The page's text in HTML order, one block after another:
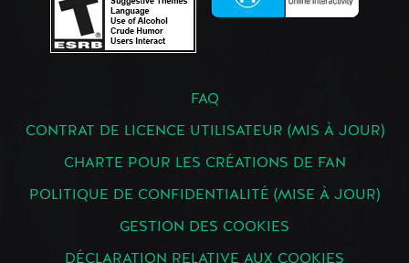
FAQ
CONTRAT DE LICENCE UTILISATEUR (MIS À JOUR)
CHARTE POUR LES CRÉATIONS DE FAN
POLITIQUE DE CONFIDENTIALITÉ (MISE À JOUR)
GESTION DES COOKIES
DÉCLARATION RELATIVE AUX COOKIES